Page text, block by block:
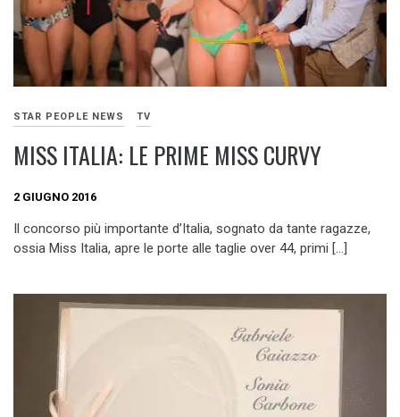
STAR PEOPLE NEWS TV
MISS ITALIA: LE PRIME MISS CURVY
2 GIUGNO 2016
Il concorso più importante d’Italia, sognato da tante ragazze,
ossia Miss Italia, apre le porte alle taglie over 44, primi […]